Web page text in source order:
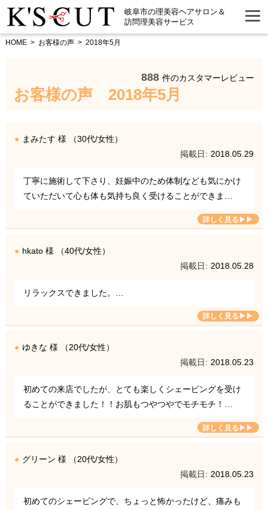
岐阜市の理美容ヘアサロン＆
訪問理美容サービス
HOME お客様の声 2018年5月
888 件のカスタマーレビュー
お客様の声 2018年5月
まみたす 様 （30代/女性）
2018.05.29
丁寧に施術して下さり、妊娠中のため体制なども気にかけ
ていただいて心も体も気持ち良く受けることができま…
hkato 様 （40代/女性）
2018.05.28
リラックスできました。…
ゆきな 様 （20代/女性）
2018.05.23
初めての来店でしたが、とても楽しくシェービングを受け
ることができました！！お肌もつやつやでモチモチ！…
グリーン 様 （20代/女性）
2018.05.23
初めてのシェービングで、ちょっと怖かったけど、痛みも